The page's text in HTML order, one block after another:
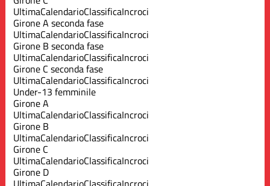
UltimaCalendarioClassificaIncroci
Girone A seconda fase
UltimaCalendarioClassificaIncroci
Girone B seconda fase
UltimaCalendarioClassificaIncroci
Girone C seconda fase
UltimaCalendarioClassificaIncroci
Under-13 femminile
Girone A
UltimaCalendarioClassificaIncroci
Girone B
UltimaCalendarioClassificaIncroci
Girone C
UltimaCalendarioClassificaIncroci
Girone D